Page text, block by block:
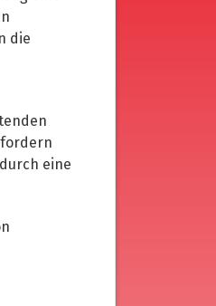
die
eine